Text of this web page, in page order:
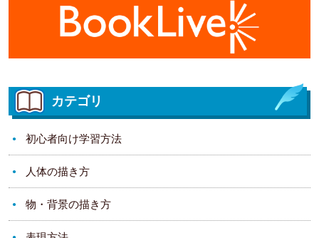
カテゴリ
初心者向け学習方法
人体の描き方
物・背景の描き方